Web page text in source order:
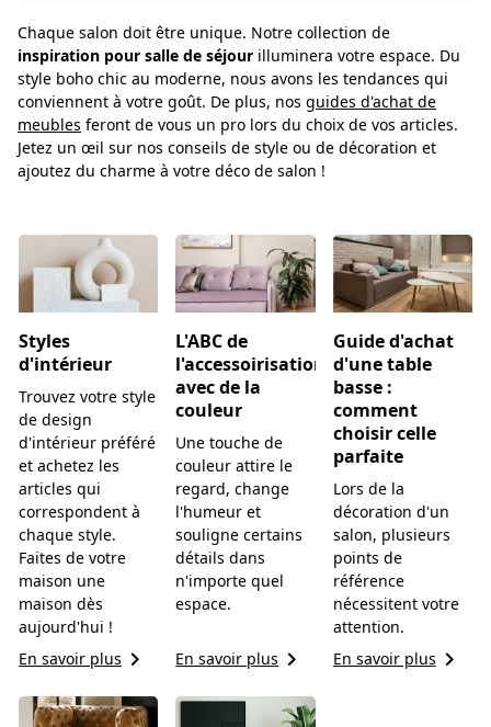
Chaque salon doit être unique. Notre collection de
inspiration pour salle de séjour illuminera votre espace. Du
style boho chic au moderne, nous avons les tendances qui
conviennent à votre goût. De plus, nos guides d'achat de
meubles feront de vous un pro lors du choix de vos articles.
Jetez un œil sur nos conseils de style ou de décoration et
ajoutez du charme à votre déco de salon !
Styles
d'intérieur
Trouvez votre style
de design
d'intérieur préféré
et achetez les
articles qui
correspondent à
chaque style.
Faites de votre
maison une
maison dès
aujourd'hui !
En savoir plus keyboard_arrow_right
L'ABC de
l'accessoirisation
avec de la
couleur
Une touche de
couleur attire le
regard, change
l'humeur et
souligne certains
détails dans
n'importe quel
espace.
En savoir pluskeyboard_arrow_right
Guide d'achat
d'une table
basse :
comment
choisir celle
parfaite
Lors de la
décoration d'un
salon, plusieurs
points de
référence
nécessitent votre
attention.
En savoir pluskeyboard_arrow_right